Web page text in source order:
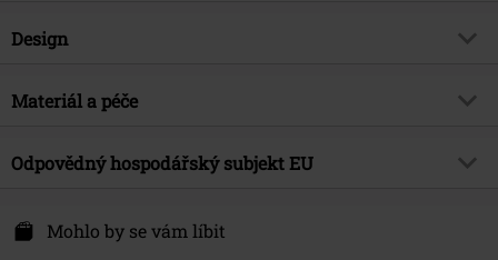
Zboží č.
Exkluzivně
Zvířata
Entertainment Licence
Design
Typ výrobku
Barva
vícebarevný
Materiál a péče
Vrchní materiál
100% polyester
Odpovědný hospodářský subjekt EU
Philosophenweg 31-33
Mohlo by se vám líbit